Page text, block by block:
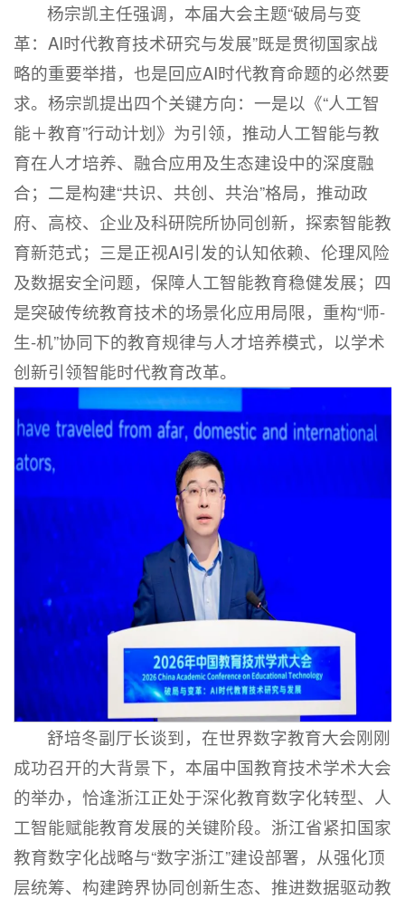
杨宗凯主任强调，本届大会主题“破局与变
革：AI时代教育技术研究与发展”既是贯彻国家战
略的重要举措，也是回应AI时代教育命题的必然要
求。杨宗凯提出四个关键方向：一是以《“人工智
能＋教育”行动计划》为引领，推动人工智能与教
育在人才培养、融合应用及生态建设中的深度融
合；二是构建“共识、共创、共治”格局，推动政
府、高校、企业及科研院所协同创新，探索智能教
育新范式；三是正视AI引发的认知依赖、伦理风险
及数据安全问题，保障人工智能教育稳健发展；四
是突破传统教育技术的场景化应用局限，重构“师-
生-机”协同下的教育规律与人才培养模式，以学术
创新引领智能时代教育改革。
舒培冬副厅长谈到，在世界数字教育大会刚刚
成功召开的大背景下，本届中国教育技术学术大会
的举办，恰逢浙江正处于深化教育数字化转型、人
工智能赋能教育发展的关键阶段。浙江省紧扣国家
教育数字化战略与“数字浙江”建设部署，从强化顶
层统筹、构建跨界协同创新生态、推进数据驱动教